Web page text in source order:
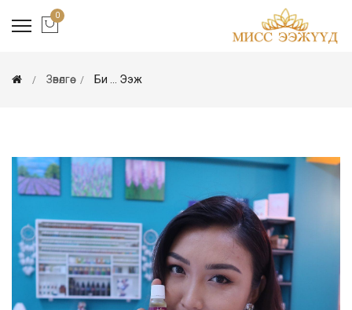
0
Зөвөлгөө Би ... Ээж